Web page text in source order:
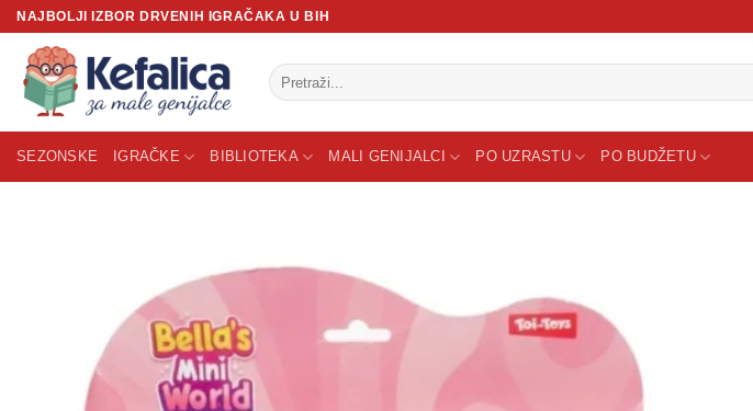
Skip
content
NAJBOLJI IZBOR DRVENIH IGRAČAKA U BIH
Pretraži:
SEZONSKE IGRAČKE BIBLIOTEKA MALI GENIJALCI PO UZRASTU PO BUDŽETU